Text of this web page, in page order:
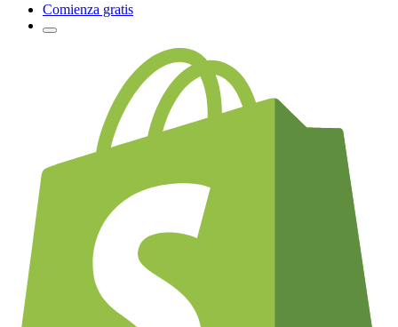
Comienza gratis